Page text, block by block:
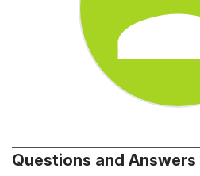
Questions and Answers